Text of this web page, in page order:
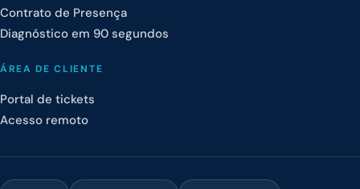
Contrato de Presença
Diagnóstico em 90 segundos
ÁREA DE CLIENTE
Portal de tickets
Acesso remoto